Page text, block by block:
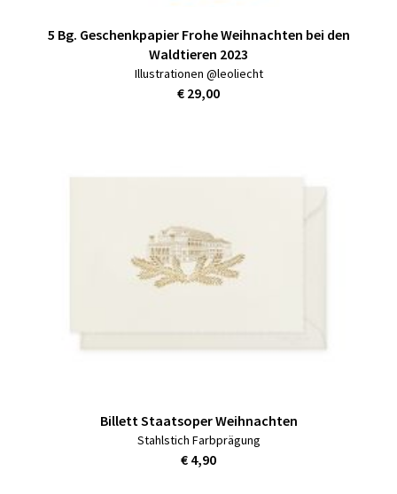
5 Bg. Geschenkpapier Frohe Weihnachten bei den
Waldtieren 2023
Illustrationen @leoliecht
€ 29,00
Billett Staatsoper Weihnachten
Stahlstich Farbprägung
€ 4,90